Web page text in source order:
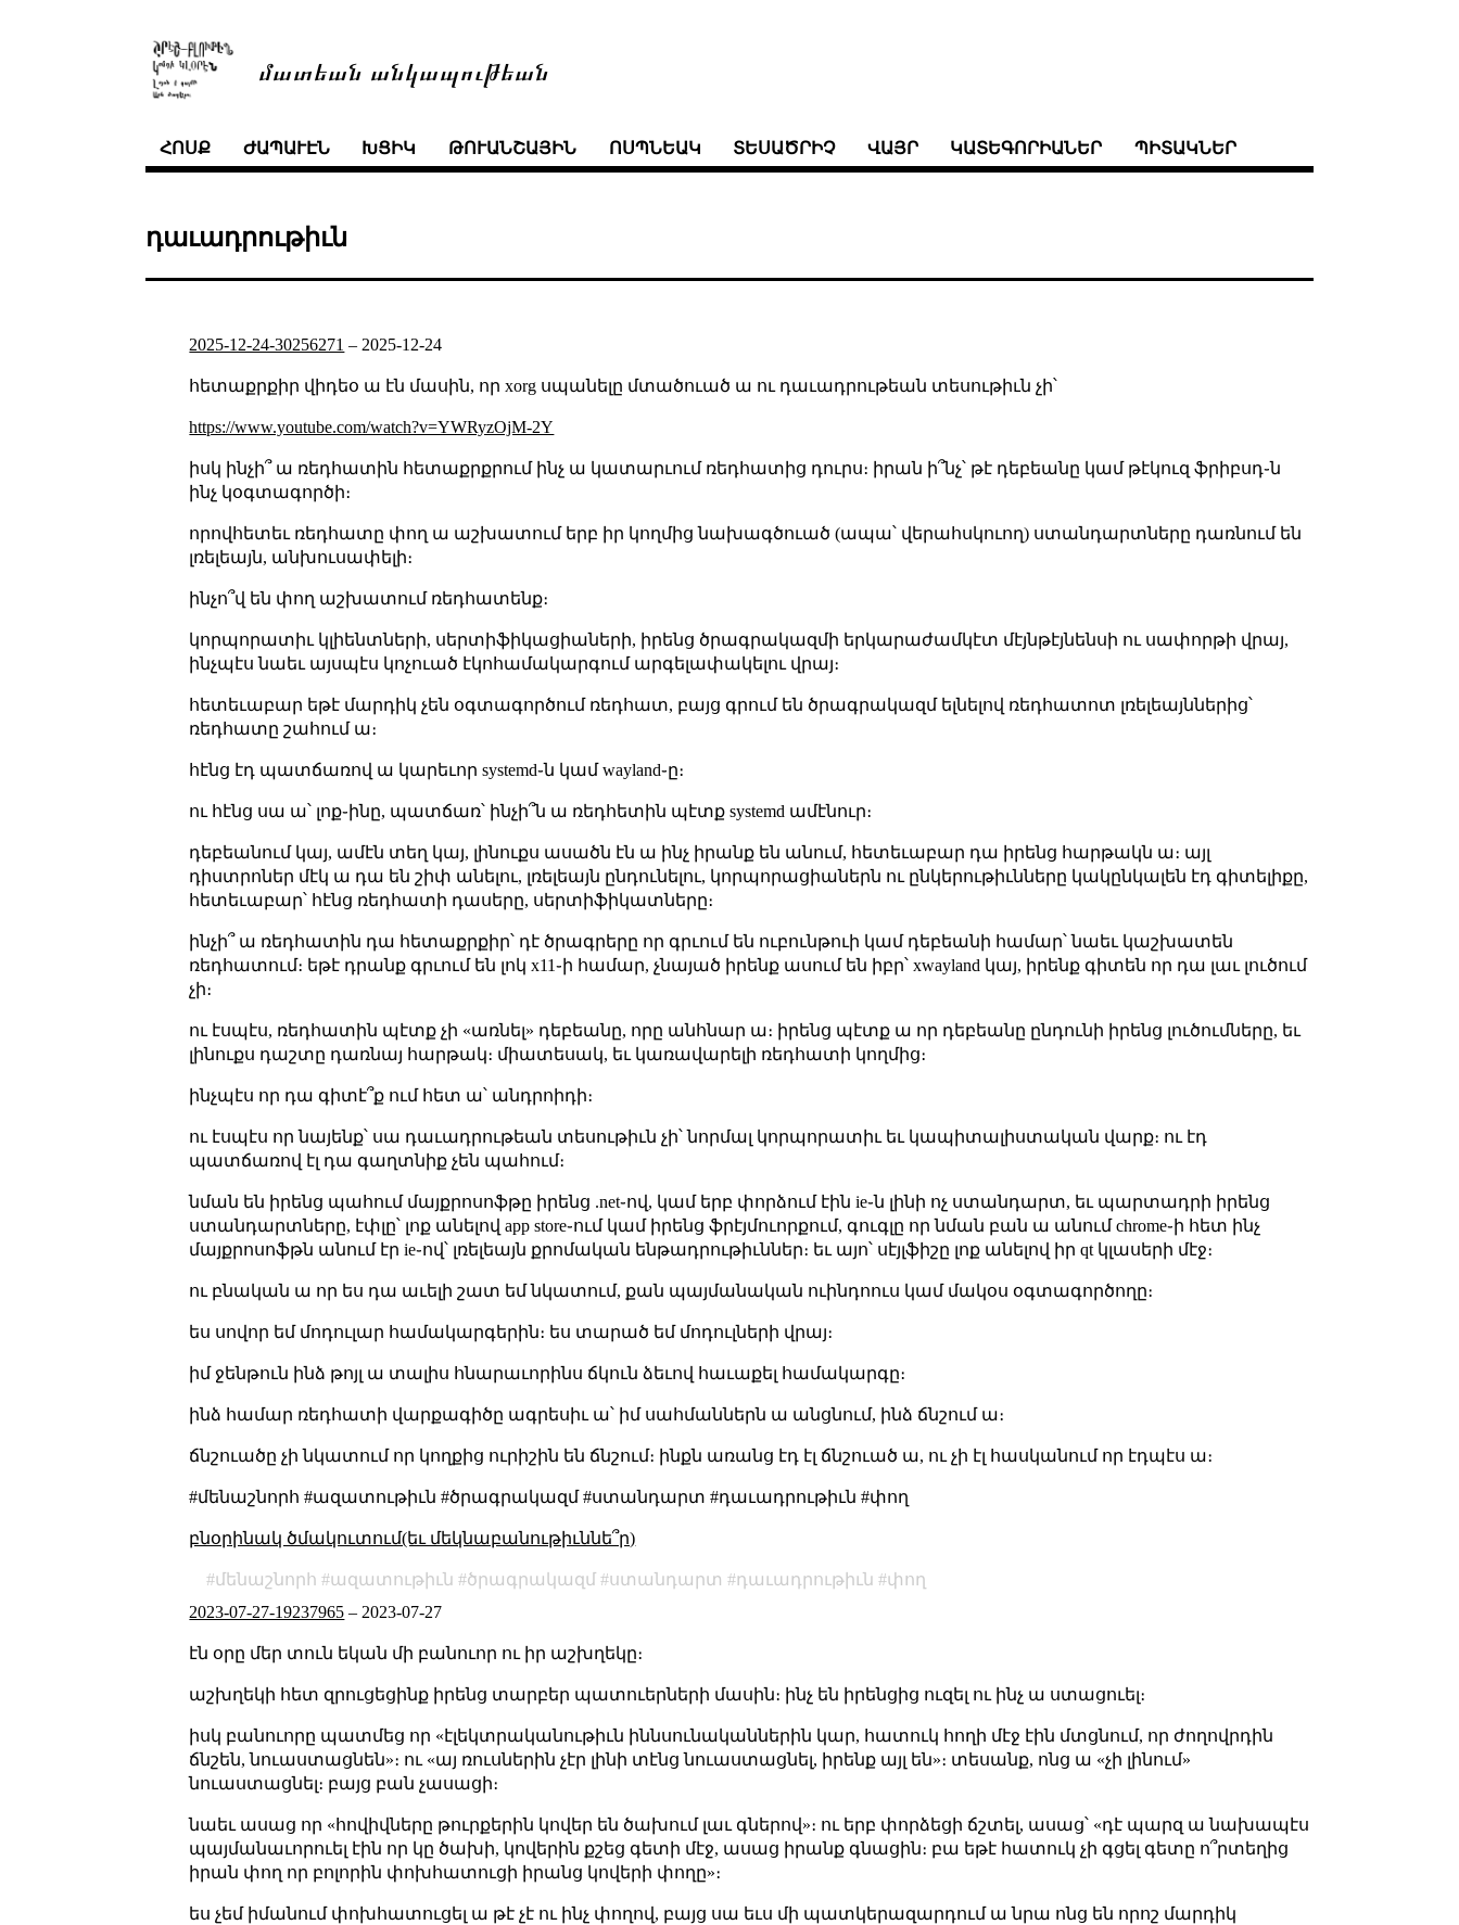
մատեան անկապութեան
ՀՈՍՔ ԺԱՊԱՒԷՆ ԽՑԻԿ ԹՈՒԱՆՇԱՅԻՆ ՈՍՊՆԵԱԿ ՏԵՍԱԾՐԻՉ ՎԱՅՐ ԿԱՏԵԳՈՐԻԱՆԵՐ ՊԻՏԱԿՆԵՐ
դաւադրութիւն
2025-12-24-30256271 – 2025-12-24
հետաքրքիր վիդեօ ա էն մասին, որ xorg սպանելը մտածուած ա ու դաւադրութեան տեսութիւն չի՝
https://www.youtube.com/watch?v=YWRyzOjM-2Y
իսկ ինչի՞ ա ռեդհատին հետաքրքրում ինչ ա կատարւում ռեդհատից դուրս։ իրան ի՞նչ՝ թէ դեբեանը կամ թէկուզ ֆրիբսդ֊ն
ինչ կօգտագործի։
որովհետեւ ռեդհատը փող ա աշխատում երբ իր կողմից նախագծուած (ապա՝ վերահսկուող) ստանդարտները դառնում են
լռելեայն, անխուսափելի։
ինչո՞վ են փող աշխատում ռեդհատենք։
կորպորատիւ կլիենտների, սերտիֆիկացիաների, իրենց ծրագրակազմի երկարաժամկէտ մէյնթէյնենսի ու սափորթի վրայ,
ինչպէս նաեւ այսպէս կոչուած էկոհամակարգում արգելափակելու վրայ։
հետեւաբար եթէ մարդիկ չեն օգտագործում ռեդհատ, բայց գրում են ծրագրակազմ ելնելով ռեդհատոտ լռելեայններից՝
ռեդհատը շահում ա։
հէնց էդ պատճառով ա կարեւոր systemd֊ն կամ wayland֊ը։
ու հէնց սա ա՝ լոք֊ինը, պատճառ՝ ինչի՞ն ա ռեդհետին պէտք systemd ամէնուր։
դեբեանում կայ, ամէն տեղ կայ, լինուքս ասածն էն ա ինչ իրանք են անում, հետեւաբար դա իրենց հարթակն ա։ այլ
դիստրոներ մէկ ա դա են շիփ անելու, լռելեայն ընդունելու, կորպորացիաներն ու ընկերութիւնները կակընկալեն էդ գիտելիքը,
հետեւաբար՝ հէնց ռեդհատի դասերը, սերտիֆիկատները։
ինչի՞ ա ռեդհատին դա հետաքրքիր՝ դէ ծրագրերը որ գրւում են ուբունթուի կամ դեբեանի համար՝ նաեւ կաշխատեն
ռեդհատում։ եթէ դրանք գրւում են լոկ x11֊ի համար, չնայած իրենք ասում են իբր՝ xwayland կայ, իրենք գիտեն որ դա լաւ լուծում
չի։
ու էսպէս, ռեդհատին պէտք չի «առնել» դեբեանը, որը անհնար ա։ իրենց պէտք ա որ դեբեանը ընդունի իրենց լուծումները, եւ
լինուքս դաշտը դառնայ հարթակ։ միատեսակ, եւ կառավարելի ռեդհատի կողմից։
ինչպէս որ դա գիտէ՞ք ում հետ ա՝ անդրոիդի։
ու էսպէս որ նայենք՝ սա դաւադրութեան տեսութիւն չի՝ նորմալ կորպորատիւ եւ կապիտալիստական վարք։ ու էդ
պատճառով էլ դա գաղտնիք չեն պահում։
նման են իրենց պահում մայքրոսոֆթը իրենց .net֊ով, կամ երբ փորձում էին ie֊ն լինի ոչ ստանդարտ, եւ պարտադրի իրենց
ստանդարտները, էփլը՝ լոք անելով app store֊ում կամ իրենց ֆրէյմուորքում, գուգլը որ նման բան ա անում chrome֊ի հետ ինչ
մայքրոսոֆթն անում էր ie֊ով՝ լռելեայն քրոմական ենթադրութիւններ։ եւ այո՝ սէյլֆիշը լոք անելով իր qt կլասերի մէջ։
ու բնական ա որ ես դա աւելի շատ եմ նկատում, քան պայմանական ուինդոուս կամ մակօս օգտագործողը։
ես սովոր եմ մոդուլար համակարգերին։ ես տարած եմ մոդուլների վրայ։
իմ ջենթուն ինձ թոյլ ա տալիս հնարաւորինս ճկուն ձեւով հաւաքել համակարգը։
ինձ համար ռեդհատի վարքագիծը ագրեսիւ ա՝ իմ սահմաններն ա անցնում, ինձ ճնշում ա։
ճնշուածը չի նկատում որ կողքից ուրիշին են ճնշում։ ինքն առանց էդ էլ ճնշուած ա, ու չի էլ հասկանում որ էդպէս ա։
#մենաշնորհ #ազատութիւն #ծրագրակազմ #ստանդարտ #դաւադրութիւն #փող
բնօրինակ ծմակուտում(եւ մեկնաբանութիւննե՞ր)
մենաշնորհ ազատութիւն ծրագրակազմ ստանդարտ դաւադրութիւն
փող
2023-07-27-19237965 – 2023-07-27
էն օրը մեր տուն եկան մի բանուոր ու իր աշխղեկը։
աշխղեկի հետ զրուցեցինք իրենց տարբեր պատուերների մասին։ ինչ են իրենցից ուզել ու ինչ ա ստացուել։
իսկ բանուորը պատմեց որ «էլեկտրականութիւն իննսունականներին կար, հատուկ հողի մէջ էին մտցնում, որ ժողովրդին
ճնշեն, նուաստացնեն»։ ու «այ ռուսներին չէր լինի տէնց նուաստացնել, իրենք այլ են»։ տեսանք, ոնց ա «չի լինում»
նուաստացնել։ բայց բան չասացի։
նաեւ ասաց որ «հովիվները թուրքերին կովեր են ծախում լաւ գներով»։ ու երբ փորձեցի ճշտել, ասաց՝ «դէ պարզ ա նախապէս
պայմանաւորուել էին որ կը ծախի, կովերին քշեց գետի մէջ, ասաց իրանք գնացին։ բա եթէ հատուկ չի գցել գետը ո՞րտեղից
իրան փող որ բոլորին փոխհատուցի իրանց կովերի փողը»։
ես չեմ իմանում փոխհատուցել ա թէ չէ ու ինչ փողով, բայց սա եւս մի պատկերազարդում ա նրա ոնց են որոշ մարդիկ